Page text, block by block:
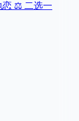
恋 ⚖️ 二选一